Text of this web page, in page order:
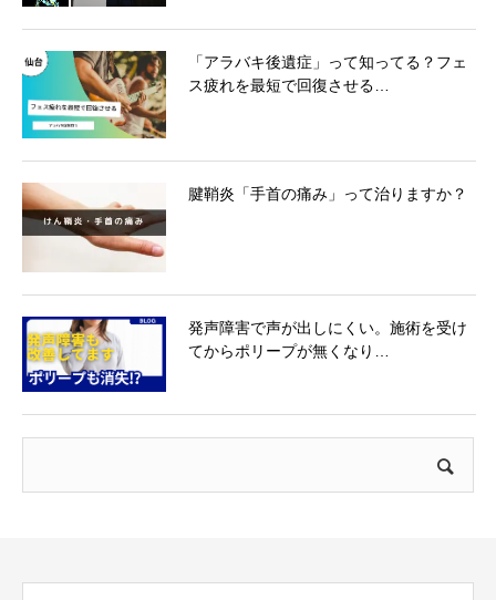
「アラバキ後遺症」って知ってる？フェ
ス疲れを最短で回復させる…
腱鞘炎「手首の痛み」って治りますか？
発声障害で声が出しにくい。施術を受け
てからポリープが無くなり…